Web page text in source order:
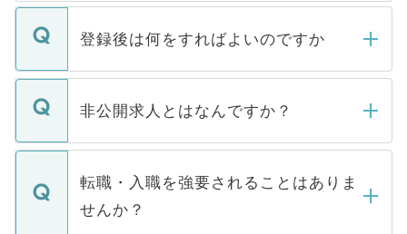
登録後は何をすればよいのですか
ご登録いただきましたら、弊社担当者がご
登録内容を確認し、その後メールもしくは
ます。通常、5営業日以内にはご連絡をせて
いただきますので、しばらくお待ちくださ
非公開求人とはなんですか？
マイナビDOCTORで取り扱っている求人の
うち約3割は、Webサイトからご覧いただ
けない「非公開求人」です。非公開求人は
下記の理由によって、一般には公開してい
転職・入職を強要されることはありま
せんか？